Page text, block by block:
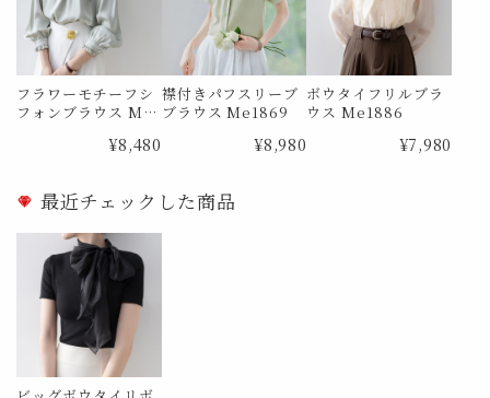
フラワーモチーフシ
フォンブラウス Me
¥8,480
襟付きパフスリーブ
ブラウス Me1869
¥8,980
ボウタイフリルブラ
ウス Me1886
¥7,980
最近チェックした商品